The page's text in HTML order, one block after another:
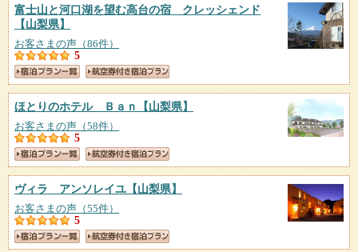
富士山と河口湖を望む高台の宿 クレッシェンド
【山梨県】
お客さまの声（86件）
5
ほとりのホテル Ｂａｎ 【山梨県】
お客さまの声（58件）
5
ヴィラ アンソレイユ 【山梨県】
お客さまの声（55件）
5